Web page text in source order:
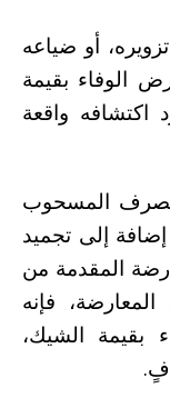
أو ضياعه
الوفاء بقيمة
واقعة
المسحوب
إلى تجميد
المقدمة من
فإنه
الشيك،